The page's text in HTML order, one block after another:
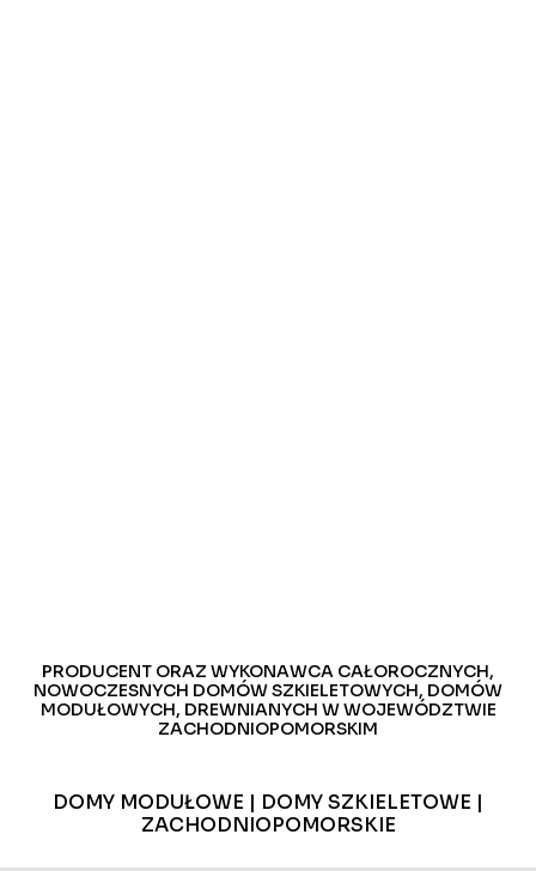
PRODUCENT ORAZ WYKONAWCA CAŁOROCZNYCH,
NOWOCZESNYCH DOMÓW SZKIELETOWYCH, DOMÓW
MODUŁOWYCH, DREWNIANYCH W WOJEWÓDZTWIE
ZACHODNIOPOMORSKIM
DOMY MODUŁOWE | DOMY SZKIELETOWE |
ZACHODNIOPOMORSKIE